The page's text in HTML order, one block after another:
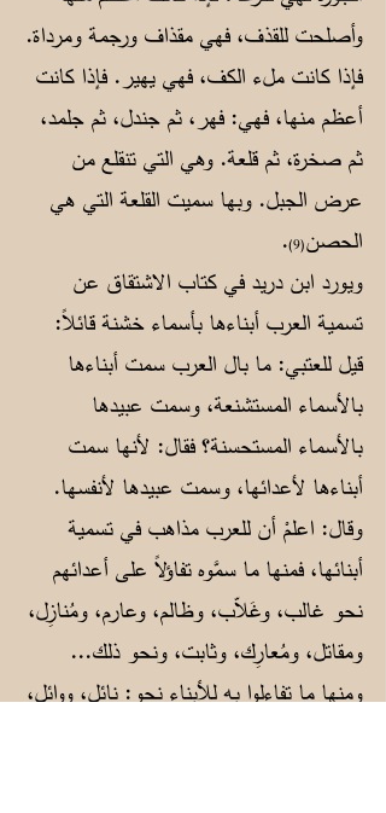
وأصلحت للقذف، فهي مقذاف ورجمة ومرداة.
فإذا كانت ملء الكف، فهي يهير. فإذا كانت
أعظم منها، فهي: فهر، ثم جندل، ثم جلمد،
ثم صخرة، ثم قلعة. وهي التي تنقلع من
عرض الجبل. وبها سميت القلعة التي هي
الحصن(9)
.
ويورد ابن دريد في كتاب الاشتقاق عن
تسمية العرب أبناءها بأسماء خشنة قائلاً:
قيل للعتبي: ما بال العرب سمت أبناءها
بالأسماء المستشنعة، وسمت عبيدها
بالأسماء المستحسنة؟ فقال: لأنها سمت
أبناءها لأعدائها، وسمت عبيدها لأنفسها.
وقال: اعلمْ أن للعرب مذاهب في تسمية
أبنائها، فمنها ما سمَّوه تفاؤلاً على أعدائهم
نحو غالب، وغَلاّب، وظالم، وعارم، ومُنازِل،
ومقاتل، ومُعارِك، وثابت، ونحو ذلك...
ومنها ما تفاءلوا به للأبناء نحو: نائل، ووائل،